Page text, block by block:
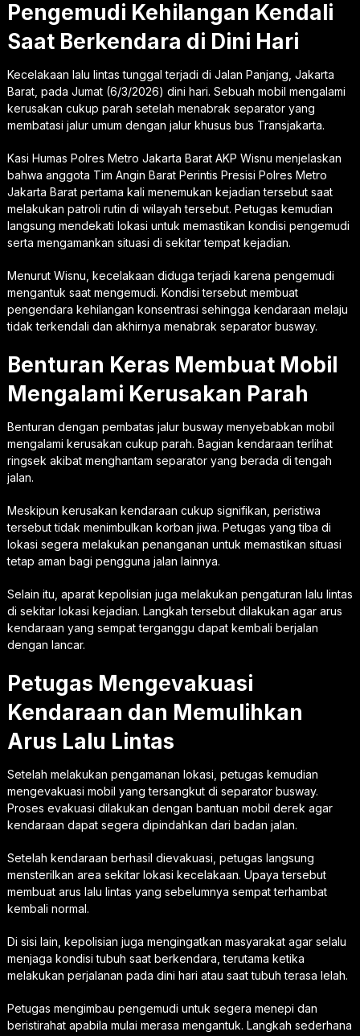
Pengemudi Kehilangan Kendali
Saat Berkendara di Dini Hari
Kecelakaan lalu lintas tunggal terjadi di Jalan Panjang, Jakarta
Barat, pada Jumat (6/3/2026) dini hari. Sebuah mobil mengalami
kerusakan cukup parah setelah menabrak separator yang
membatasi jalur umum dengan jalur khusus bus Transjakarta.
Kasi Humas Polres Metro Jakarta Barat AKP Wisnu menjelaskan
bahwa anggota Tim Angin Barat Perintis Presisi Polres Metro
Jakarta Barat pertama kali menemukan kejadian tersebut saat
melakukan patroli rutin di wilayah tersebut. Petugas kemudian
langsung mendekati lokasi untuk memastikan kondisi pengemudi
serta mengamankan situasi di sekitar tempat kejadian.
Menurut Wisnu, kecelakaan diduga terjadi karena pengemudi
mengantuk saat mengemudi. Kondisi tersebut membuat
pengendara kehilangan konsentrasi sehingga kendaraan melaju
tidak terkendali dan akhirnya menabrak separator busway.
Benturan Keras Membuat Mobil
Mengalami Kerusakan Parah
Benturan dengan pembatas jalur busway menyebabkan mobil
mengalami kerusakan cukup parah. Bagian kendaraan terlihat
ringsek akibat menghantam separator yang berada di tengah
jalan.
Meskipun kerusakan kendaraan cukup signifikan, peristiwa
tersebut tidak menimbulkan korban jiwa. Petugas yang tiba di
lokasi segera melakukan penanganan untuk memastikan situasi
tetap aman bagi pengguna jalan lainnya.
Selain itu, aparat kepolisian juga melakukan pengaturan lalu lintas
di sekitar lokasi kejadian. Langkah tersebut dilakukan agar arus
kendaraan yang sempat terganggu dapat kembali berjalan
dengan lancar.
Petugas Mengevakuasi
Kendaraan dan Memulihkan
Arus Lalu Lintas
Setelah melakukan pengamanan lokasi, petugas kemudian
mengevakuasi mobil yang tersangkut di separator busway.
Proses evakuasi dilakukan dengan bantuan mobil derek agar
kendaraan dapat segera dipindahkan dari badan jalan.
Setelah kendaraan berhasil dievakuasi, petugas langsung
mensterilkan area sekitar lokasi kecelakaan. Upaya tersebut
membuat arus lalu lintas yang sebelumnya sempat terhambat
kembali normal.
Di sisi lain, kepolisian juga mengingatkan masyarakat agar selalu
menjaga kondisi tubuh saat berkendara, terutama ketika
melakukan perjalanan pada dini hari atau saat tubuh terasa lelah.
Petugas mengimbau pengemudi untuk segera menepi dan
beristirahat apabila mulai merasa mengantuk. Langkah sederhana